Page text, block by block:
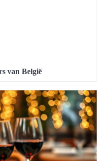
van België